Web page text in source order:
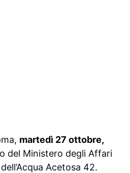
martedì 27 ottobre,
del Ministero degli Affari
Acetosa 42.